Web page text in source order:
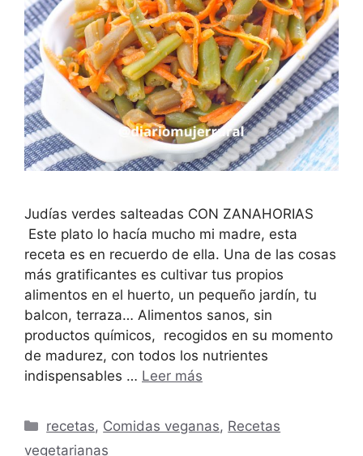
Judías verdes salteadas CON ZANAHORIAS
Este plato lo hacía mucho mi madre, esta
receta es en recuerdo de ella. Una de las cosas
más gratificantes es cultivar tus propios
alimentos en el huerto, un pequeño jardín, tu
balcon, terraza… Alimentos sanos, sin
productos químicos, recogidos en su momento
de madurez, con todos los nutrientes
indispensables … Leer más
Categorías
recetas, Comidas veganas, Recetas
vegetarianas